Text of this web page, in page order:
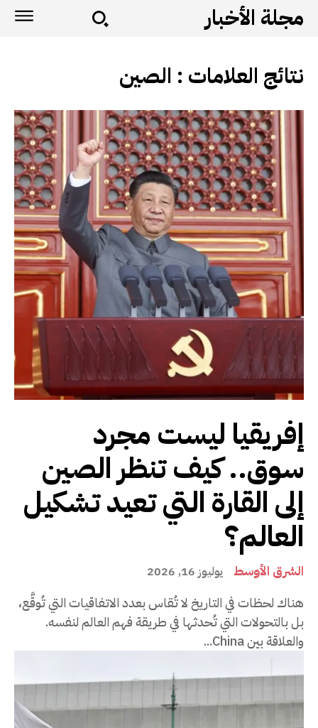
مجلة الأخبار
نتائج العلامات : الصين
إفريقيا ليست مجرد
سوق.. كيف تنظر الصين
إلى القارة التي تعيد تشكيل
العالم؟
الشرق الأوسط يوليوز 16, 2026
هناك لحظات في التاريخ لا تُقاس بعدد الاتفاقيات التي تُوقَّع،
بل بالتحولات التي تُحدثها في طريقة فهم العالم لنفسه.
والعلاقة بين China...